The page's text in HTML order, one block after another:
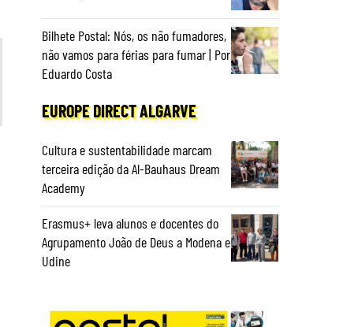
Bilhete Postal: Nós, os não fumadores,
não vamos para férias para fumar | Por
Eduardo Costa
EUROPE DIRECT ALGARVE
Cultura e sustentabilidade marcam
terceira edição da Al-Bauhaus Dream
Academy
Erasmus+ leva alunos e docentes do
Agrupamento João de Deus a Modena e
Udine